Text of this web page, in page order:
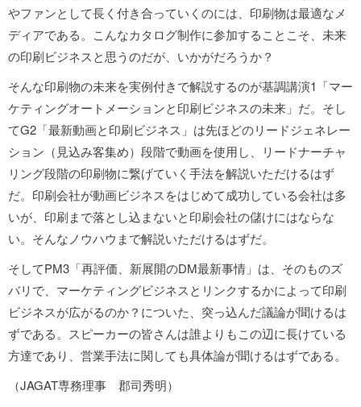
やファンとして長く付き合っていくのには、印刷物は最適なメ
ディアである。こんなカタログ制作に参加することこそ、未来
の印刷ビジネスと思うのだが、いかがだろうか？
そんな印刷物の未来を実例付きで解説するのが基調講演1「マー
ケティングオートメーションと印刷ビジネスの未来」だ。そし
てG2「最新動画と印刷ビジネス」は先ほどのリードジェネレー
ション（見込み客集め）段階で動画を使用し、リードナーチャ
リング段階の印刷物に繋げていく手法を解説いただけるはず
だ。印刷会社が動画ビジネスをはじめて成功している会社は多
いが、印刷まで落とし込まないと印刷会社の儲けにはならな
い。そんなノウハウまで解説いただけるはずだ。
そしてPM3「再評価、新展開のDM最新事情」は、そのものズ
バリで、マーケティングビジネスとリンクするかによって印刷
ビジネスが広がるのか？についた、突っ込んだ議論が聞けるは
ずである。スピーカーの皆さんは誰よりもこの辺に長けている
方達であり、営業手法に関しても具体論が聞けるはずである。
（JAGAT専務理事 郡司秀明）